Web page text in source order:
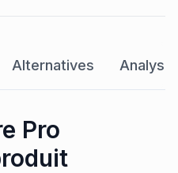
Alternatives
Pro